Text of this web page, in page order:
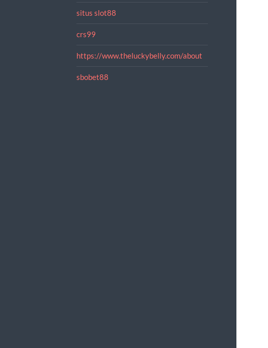
situs slot88
crs99
https://www.theluckybelly.com/about
sbobet88